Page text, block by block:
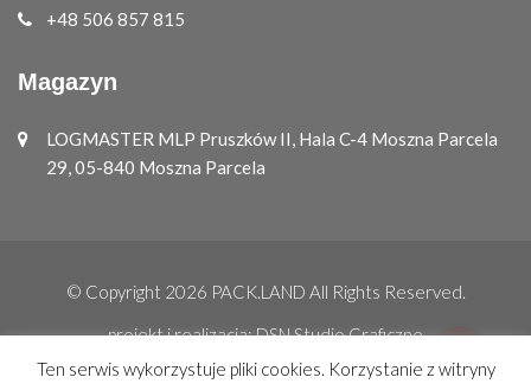
+48 506 857 815
Magazyn
LOGMASTER MLP Pruszków II, Hala C-4 Moszna Parcela
29, 05-840 Moszna Parcela
© Copyright 2026 PACK.LAND All Rights Reserved.
projekt i realizacja:DSN Studio Graficzne
Ten serwis wykorzystuje pliki cookies. Korzystanie z witryny